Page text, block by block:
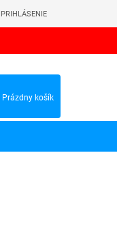
PRIHLÁSENIE
NÁKUPNÝ
Prázdny košík